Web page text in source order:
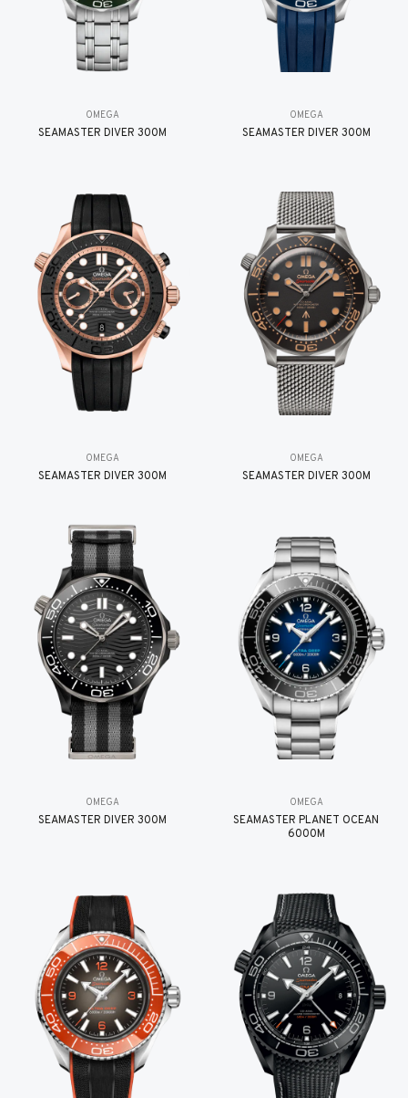
OMEGA
SEAMASTER DIVER 300M
OMEGA
SEAMASTER DIVER 300M
OMEGA
SEAMASTER DIVER 300M
OMEGA
SEAMASTER DIVER 300M
OMEGA
SEAMASTER DIVER 300M
OMEGA
SEAMASTER PLANET OCEAN
6000M